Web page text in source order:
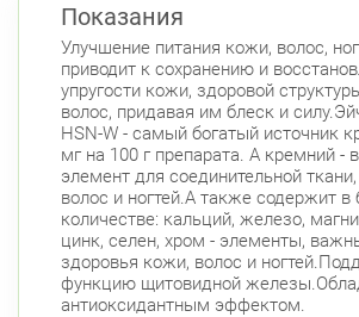
Показания
Улучшение питания кожи, волос,
приводит к сохранению и
упругости кожи, здоровой
волос, придавая им блеск и
HSN-W - самый богатый источник
мг на 100 г препарата. А кремний -
элемент для соединительной
волос и ногтей.А также содержит
количестве: кальций, железо,
цинк, селен, хром - элементы,
здоровья кожи, волос и
функцию щитовидной
антиоксидантным эффектом.